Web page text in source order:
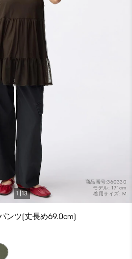
商品番号:360330
モデル: 171cm
着用サイズ: M
1 13
ンツ(丈長め69.0cm)